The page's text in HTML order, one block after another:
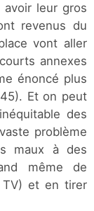
avoir leur gros
revenus du
vont aller
annexes
énoncé plus
Et on peut
des
problème
maux à des
même de
et en tirer